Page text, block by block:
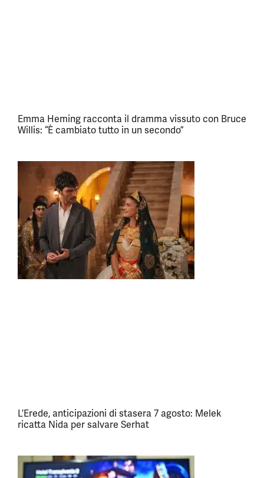
Emma Heming racconta il dramma vissuto con Bruce
Willis: “È cambiato tutto in un secondo”
L’Erede, anticipazioni di stasera 7 agosto: Melek
ricatta Nida per salvare Serhat